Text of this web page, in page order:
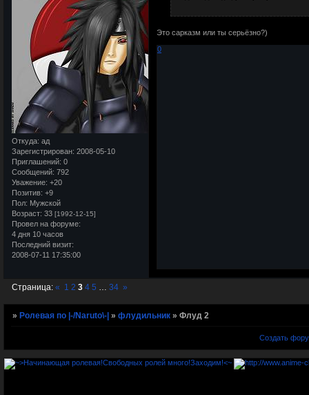
Откуда: ад
Зарегистрирован: 2008-05-10
Приглашений: 0
Сообщений: 792
Уважение: +20
Позитив: +9
Пол: Мужской
Возраст: 33 [1992-12-15]
Провел на форуме:
4 дня 10 часов
Последний визит:
2008-07-11 17:35:00
Это сарказм или ты серьёзно?)
0
Страница:« 1 2 3 4 5 34 »
» Ролевая по |-/Naruto\-| »флудильник »Флуд 2
Создать